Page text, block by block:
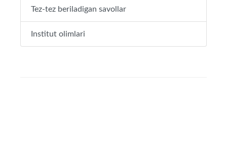
Tez-tez beriladigan savollar
Institut olimlari